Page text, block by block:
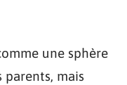
une sphère
parents, mais